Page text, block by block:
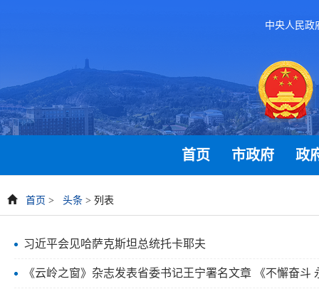
中央人民政
首页 市政府 政
首页 > 头条 > 列表
习近平会见哈萨克斯坦总统托卡耶夫
《云岭之窗》杂志发表省委书记王宁署名文章 《不懈奋